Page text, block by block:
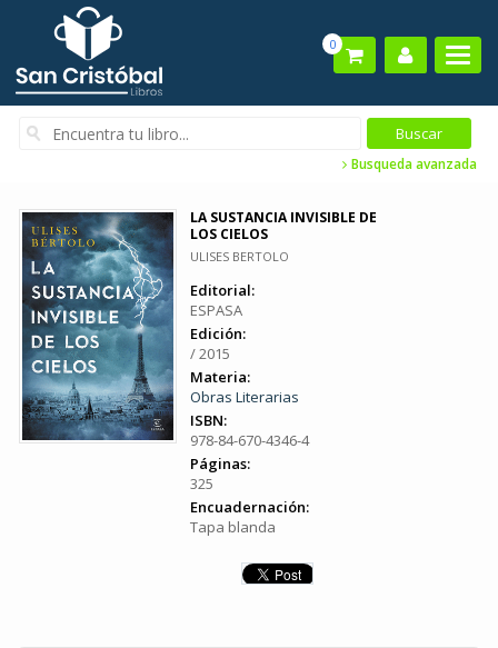
0
Busqueda avanzada
LA SUSTANCIA INVISIBLE DE
LOS CIELOS
ULISES BERTOLO
Editorial:
ESPASA
Edición:
/ 2015
Materia:
Obras Literarias
ISBN:
978-84-670-4346-4
Páginas:
325
Encuadernación:
Tapa blanda